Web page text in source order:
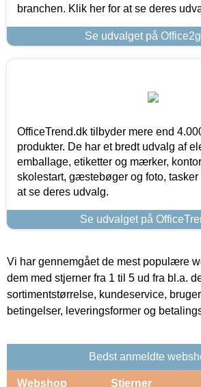
branchen. Klik her for at se deres
Se udvalget på
OfficeTrend.dk tilbyder mere end
produkter. De har et bredt udvalg af
emballage, etiketter og mærker,
skolestart, gæstebøger og foto, tasker
at se deres udvalg.
Se udvalget på
Vi har gennemgået de mest populære
dem med stjerner fra 1 til 5 ud fra bl.a.
sortimentstørrelse, kundeservice,
betingelser, leveringsformer og
Bedst anmeldte
Webshop Stjerner